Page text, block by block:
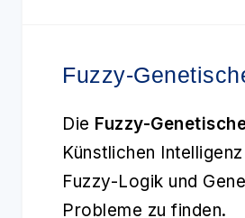
Fuzzy-
Die Fuzzy-
Künstlichen
Fuzzy-Logik und
Probleme zu finden.